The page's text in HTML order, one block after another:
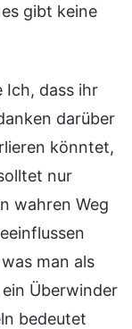
gibt keine
Ich, dass ihr
darüber
könntet,
nur
wahren Weg
man als
Überwinder
bedeutet